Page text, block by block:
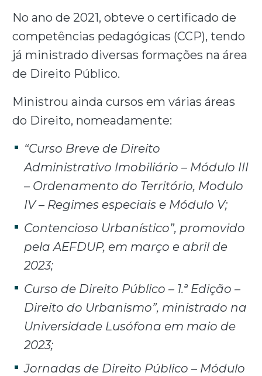
No ano de 2021, obteve o certificado de
competências pedagógicas (CCP), tendo
já ministrado diversas formações na área
de Direito Público.
Ministrou ainda cursos em várias áreas
do Direito, nomeadamente:
“Curso Breve de Direito
Administrativo Imobiliário – Módulo III
– Ordenamento do Território, Modulo
IV – Regimes especiais e Módulo V;
Contencioso Urbanístico”, promovido
pela AEFDUP, em março e abril de
2023;
Curso de Direito Público – 1.ª Edição –
Direito do Urbanismo”, ministrado na
Universidade Lusófona em maio de
2023;
Jornadas de Direito Público – Módulo